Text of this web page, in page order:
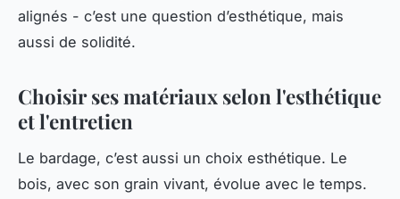
alignés - c’est une question d’esthétique, mais
aussi de solidité.
Choisir ses matériaux selon l'esthétique
et l'entretien
Le bardage, c’est aussi un choix esthétique. Le
bois, avec son grain vivant, évolue avec le temps.